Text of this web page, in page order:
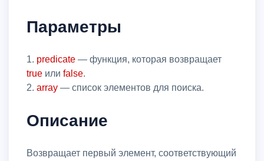
Параметры
1. predicate — функция, которая возвращает
true или false.
2. array — список элементов для поиска.
Описание
Возвращает первый элемент, соответствующий